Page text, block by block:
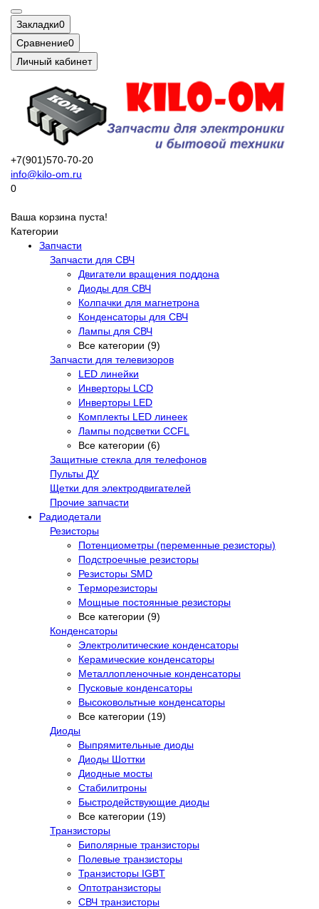
Закладки0
Сравнение0
Личный кабинет
+7(901)570-70-20
info@kilo-om.ru
0
Ваша корзина пуста!
Категории
Запчасти
Запчасти для СВЧ
Двигатели вращения поддона
Диоды для СВЧ
Колпачки для магнетрона
Конденсаторы для СВЧ
Лампы для СВЧ
Все категории (9)
Запчасти для телевизоров
LED линейки
Инверторы LCD
Инверторы LED
Комплекты LED линеек
Лампы подсветки CCFL
Все категории (6)
Защитные стекла для телефонов
Пульты ДУ
Щетки для электродвигателей
Прочие запчасти
Радиодетали
Резисторы
Потенциометры (переменные резисторы)
Подстроечные резисторы
Резисторы SMD
Терморезисторы
Мощные постоянные резисторы
Все категории (9)
Конденсаторы
Электролитические конденсаторы
Керамические конденсаторы
Металлопленочные конденсаторы
Пусковые конденсаторы
Высоковольтные конденсаторы
Все категории (19)
Диоды
Выпрямительные диоды
Диоды Шоттки
Диодные мосты
Стабилитроны
Быстродействующие диоды
Все категории (19)
Транзисторы
Биполярные транзисторы
Полевые транзисторы
Транзисторы IGBT
Оптотранзисторы
СВЧ транзисторы